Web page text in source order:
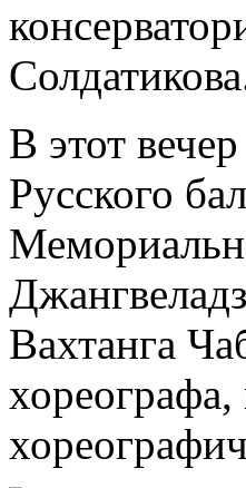
В этот
Русского
Вахтанга